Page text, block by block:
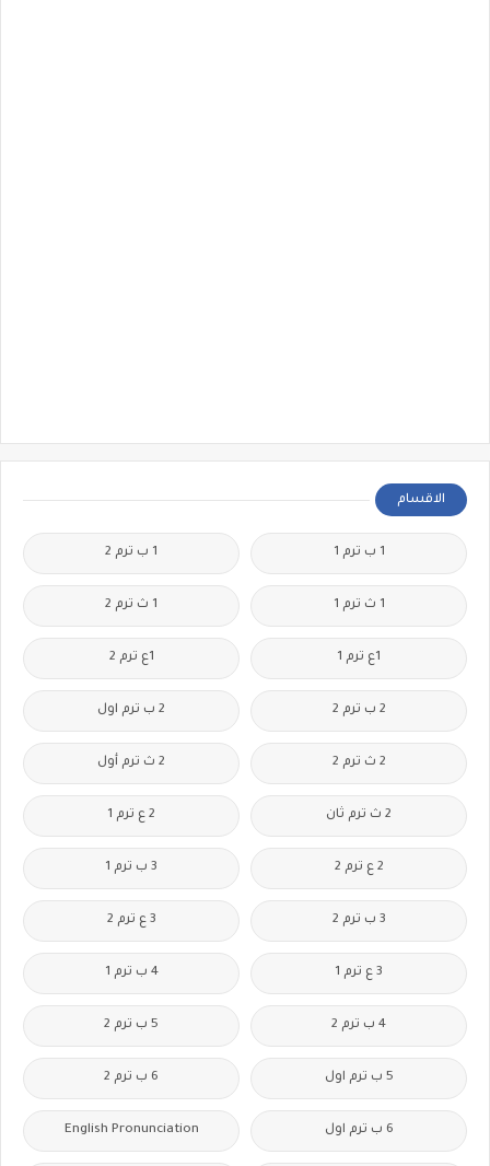
الاقسام
1 ب ترم 1 1 ب ترم 2
1 ث ترم 1 1 ث ترم 2
1ع ترم 1 1ع ترم 2
2 ب ترم 2 2 ب ترم اول
2 ث ترم 2 2 ث ترم أول
2 ث ترم ثان 2 ع ترم 1
2 ع ترم 2 3 ب ترم 1
3 ب ترم 2 3 ع ترم 2
3 ع ترم 1 4 ب ترم 1
4 ب ترم 2 5 ب ترم 2
5 ب ترم اول 6 ب ترم 2
6 ب ترم اول English Pronunciation